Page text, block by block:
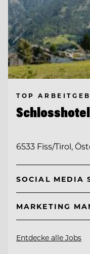
TOP
6533 Fiss/Tirol,
SOCIAL MEDIA
MARKETING
Entdecke alle Jobs